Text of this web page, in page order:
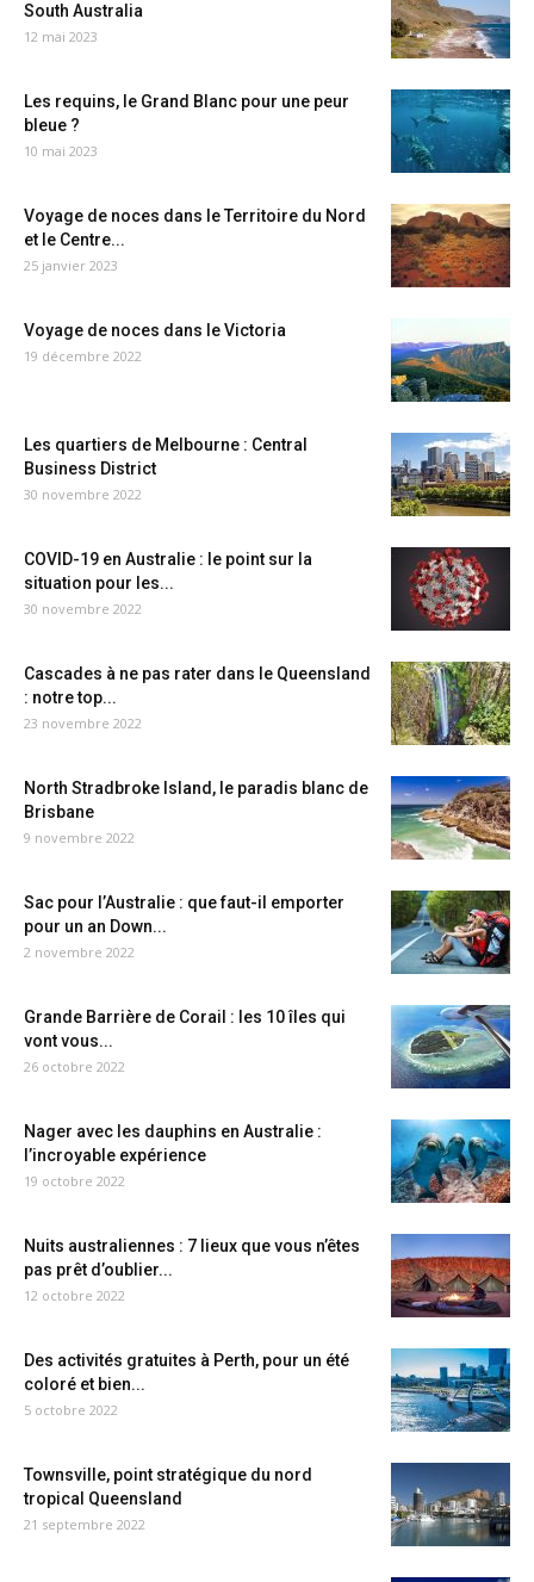
South Australia
12 mai 2023
Les requins, le Grand Blanc pour une peur
bleue ?
10 mai 2023
Voyage de noces dans le Territoire du Nord
et le Centre...
25 janvier 2023
Voyage de noces dans le Victoria
19 décembre 2022
Les quartiers de Melbourne : Central
Business District
30 novembre 2022
COVID-19 en Australie : le point sur la
situation pour les...
30 novembre 2022
Cascades à ne pas rater dans le Queensland
: notre top...
23 novembre 2022
North Stradbroke Island, le paradis blanc de
Brisbane
9 novembre 2022
Sac pour l’Australie : que faut-il emporter
pour un an Down...
2 novembre 2022
Grande Barrière de Corail : les 10 îles qui
vont vous...
26 octobre 2022
Nager avec les dauphins en Australie :
l’incroyable expérience
19 octobre 2022
Nuits australiennes : 7 lieux que vous n’êtes
pas prêt d’oublier...
12 octobre 2022
Des activités gratuites à Perth, pour un été
coloré et bien...
5 octobre 2022
Townsville, point stratégique du nord
tropical Queensland
21 septembre 2022